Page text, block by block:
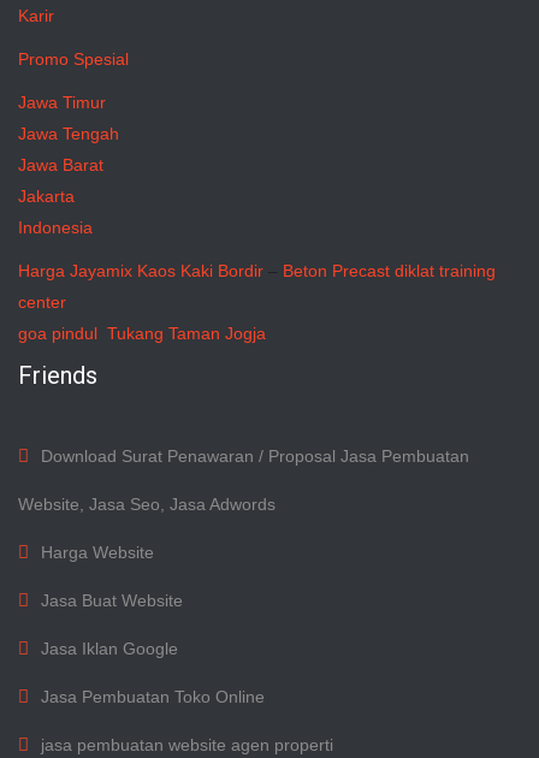
Karir
Promo Spesial
Jawa Timur
Jawa Tengah
Jawa Barat
Jakarta
Indonesia
Harga Jayamix Kaos Kaki Bordir – Beton Precast diklat training
center
goa pindul Tukang Taman Jogja
Friends
Download Surat Penawaran / Proposal Jasa Pembuatan
Website, Jasa Seo, Jasa Adwords
Harga Website
Jasa Buat Website
Jasa Iklan Google
Jasa Pembuatan Toko Online
jasa pembuatan website agen properti